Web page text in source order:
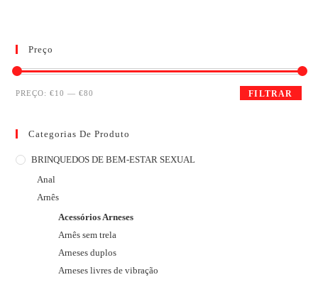
Preço
FILTRAR
PREÇO:€10 —€80
Categorias De Produto
BRINQUEDOS DE BEM-ESTAR SEXUAL
Anal
Arnês
Acessórios Arneses
Arnês sem trela
Arneses duplos
Arneses livres de vibração